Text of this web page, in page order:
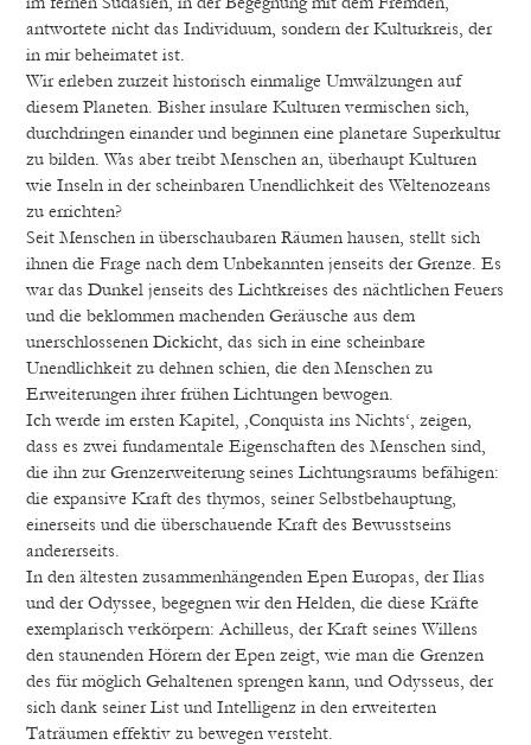
antwortete nicht das Individuum, sondern der Kulturkreis, der
in mir beheimatet ist.
Wir erleben zurzeit historisch einmalige Umwälzungen auf
diesem Planeten. Bisher insulare Kulturen vermischen sich,
durchdringen einander und beginnen eine planetare Superkultur
zu bilden. Was aber treibt Menschen an, überhaupt Kulturen
wie Inseln in der scheinbaren Unendlichkeit des Weltenozeans
zu errichten?
Seit Menschen in überschaubaren Räumen hausen, stellt sich
ihnen die Frage nach dem Unbekannten jenseits der Grenze. Es
war das Dunkel jenseits des Lichtkreises des nächtlichen Feuers
und die beklommen machenden Geräusche aus dem
unerschlossenen Dickicht, das sich in eine scheinbare
Unendlichkeit zu dehnen schien, die den Menschen zu
Erweiterungen ihrer frühen Lichtungen bewogen.
Ich werde im ersten Kapitel, ‚Conquista ins Nichts‘, zeigen,
dass es zwei fundamentale Eigenschaften des Menschen sind,
die ihn zur Grenzerweiterung seines Lichtungsraums befähigen:
die expansive Kraft des thymos, seiner Selbstbehauptung,
einerseits und die überschauende Kraft des Bewusstseins
andererseits.
In den ältesten zusammenhängenden Epen Europas, der Ilias
und der Odyssee, begegnen wir den Helden, die diese Kräfte
exemplarisch verkörpern: Achilleus, der Kraft seines Willens
den staunenden Hörern der Epen zeigt, wie man die Grenzen
des für möglich Gehaltenen sprengen kann, und Odysseus, der
sich dank seiner List und Intelligenz in den erweiterten
Taträumen effektiv zu bewegen versteht.